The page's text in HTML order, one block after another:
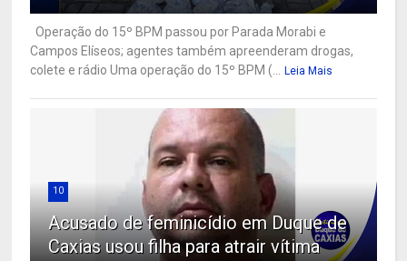
Operação do 15º BPM passou por Parada Morabi e
Campos Elíseos; agentes também apreenderam drogas,
colete e rádio Uma operação do 15º BPM (...
Leia Mais
10
Acusado de feminicídio em Duque de
Caxias usou filha para atrair vítima